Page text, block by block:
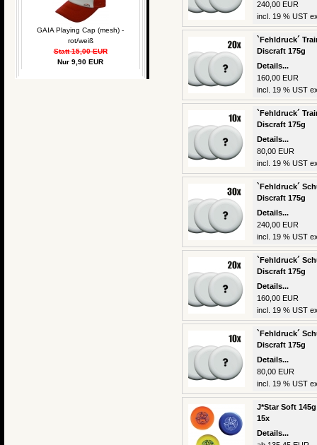
GAIA Playing Cap (mesh) -
rot/weiß
Statt 15,00 EUR
Nur 9,90 EUR
240,00 EUR
incl. 19 % UST
`Fehldruck´
Discraft 175g
Details...
160,00 EUR
incl. 19 % UST
`Fehldruck´
Discraft 175g
Details...
80,00 EUR
incl. 19 % UST
`Fehldruck´
Discraft 175g
Details...
240,00 EUR
incl. 19 % UST
`Fehldruck´
Discraft 175g
Details...
160,00 EUR
incl. 19 % UST
`Fehldruck´
Discraft 175g
Details...
80,00 EUR
incl. 19 % UST
J*Star Soft
15x
Details...